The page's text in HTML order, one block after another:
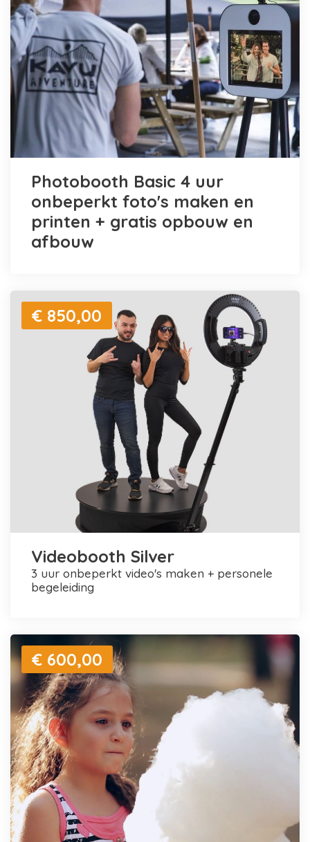
Photobooth Basic 4 uur
onbeperkt foto's maken en
printen + gratis opbouw en
afbouw
€ 850,00
Videobooth Silver
3 uur onbeperkt video's maken + personele
begeleiding
€ 600,00